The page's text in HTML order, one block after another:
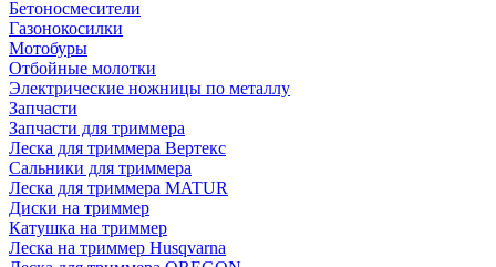
Бетоносмесители
Газонокосилки
Мотобуры
Отбойные молотки
Электрические ножницы по металлу
Запчасти
Запчасти для триммера
Леска для триммера Вертекс
Сальники для триммера
Леска для триммера MATUR
Диски на триммер
Катушка на триммер
Леска на триммер Husqvarna